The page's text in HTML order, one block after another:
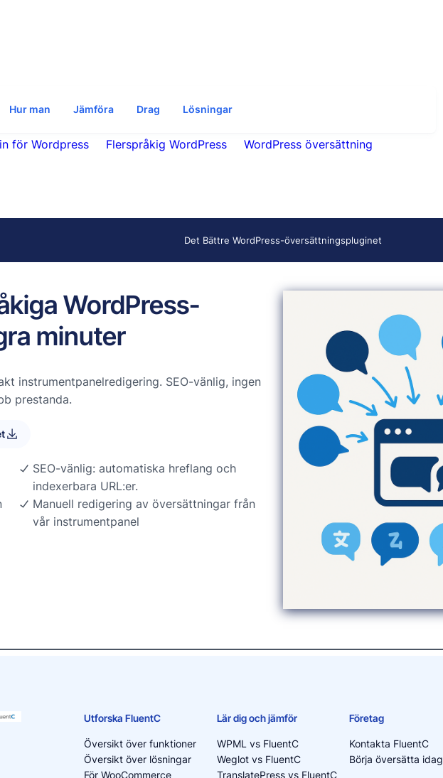
Hur man Jämföra Drag Lösningar
för Wordpress Flerspråkig WordPress WordPress översättning
Det Bättre WordPress-översättningspluginet
WordPress-
minuter
instrumentpanelredigering. SEO-vänlig, ingen
prestanda.
SEO-vänlig: automatiska hreflang och
indexerbara URL:er.
Manuell redigering av översättningar från
vår instrumentpanel
Utforska FluentC
Översikt över funktioner
Översikt över lösningar
För WooCommerce
Lär dig och jämför
WPML vs FluentC
Weglot vs FluentC
TranslatePress vs FluentC
Företag
Kontakta FluentC
Börja översätta idag